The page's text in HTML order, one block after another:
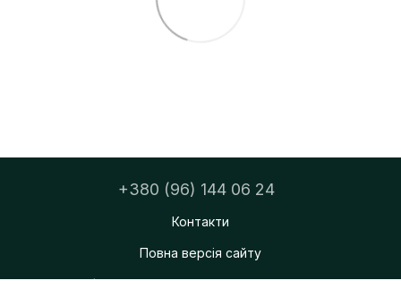
+380 (96) 144 06 24
Контакти
Повна версія сайту
ФОП Тацюк Дмитро Мирославович